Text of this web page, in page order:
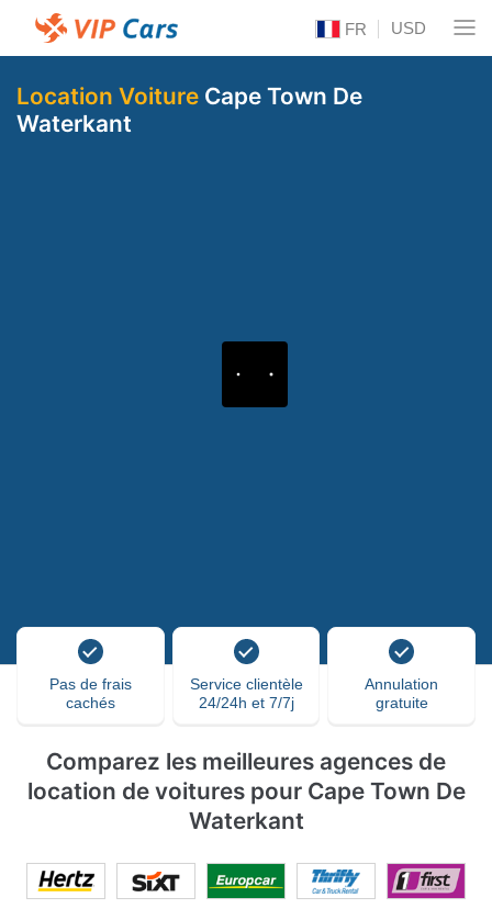
FR USD
Location Voiture Cape Town De
Waterkant
Pas de frais
cachés
Service clientèle
24/24h et 7/7j
Annulation
gratuite
Comparez les meilleures agences de
location de voitures pour Cape Town De
Waterkant